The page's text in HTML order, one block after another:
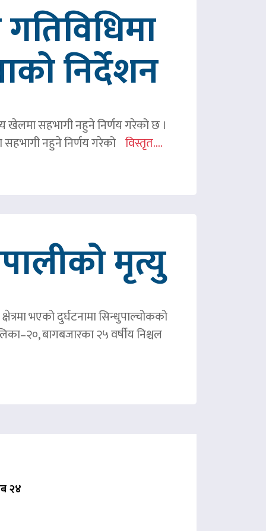
गतिविधिमा
निर्देशन
खेलमा सहभागी नहुने निर्णय गरेको छ ।
सहभागी नहुने निर्णय गरेको विस्तृत....
मृत्यु
भएको दुर्घटनामा सिन्धुपाल्चोकको
बागबजारका २५ वर्षीय निश्चल
२४